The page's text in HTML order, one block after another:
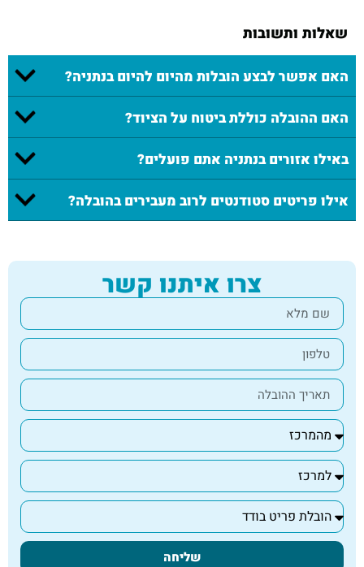
צרו איתנו קשר
שליחה
שאלות ותשובות
האם אפשר לבצע הובלות מהיום להיום בנתניה?
האם ההובלה כוללת ביטוח על הציוד?
באילו אזורים בנתניה אתם פועלים?
אילו פריטים סטודנטים לרוב מעבירים בהובלה?